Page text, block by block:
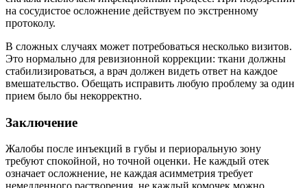
на сосудистое осложнение действуем по экстренному
протоколу.
В сложных случаях может потребоваться несколько визитов.
Это нормально для ревизионной коррекции: ткани должны
стабилизироваться, а врач должен видеть ответ на каждое
вмешательство. Обещать исправить любую проблему за один
прием было бы некорректно.
Заключение
Жалобы после инъекций в губы и периоральную зону
требуют спокойной, но точной оценки. Не каждый отек
означает осложнение, не каждая асимметрия требует